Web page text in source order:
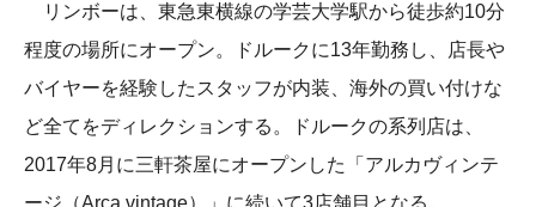
リンボーは、東急東横線の学芸大学駅から徒歩約10分
程度の場所にオープン。ドルークに13年勤務し、店長や
バイヤーを経験したスタッフが内装、海外の買い付けな
ど全てをディレクションする。ドルークの系列店は、
2017年8月に三軒茶屋にオープンした「アルカヴィンテ